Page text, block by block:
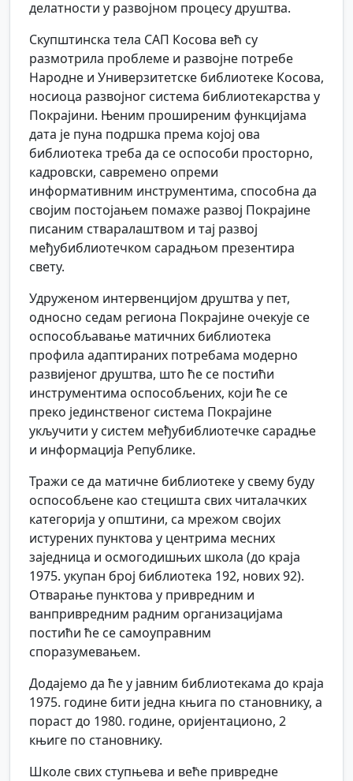
делатности у развојном процесу друштва.
Скупштинска тела САП Косова већ су
размотрила проблеме и развојне потребе
Народне и Универзитетске библиотеке Косова,
носиоца развојног система библиотекарства у
Покрајини. Њеним проширеним функцијама
дата је пуна подршка према којој ова
библиотека треба да се оспособи просторно,
кадровски, савремено опреми
информативним инструментима, способна да
својим постојањем помаже развој Покрајине
писаним стваралаштвом и тај развој
међубиблиотечком сарадњом презентира
свету.
Удруженом интервенцијом друштва у пет,
односно седам региона Покрајине очекује се
оспособљавање матичних библиотека
профила адаптираних потребама модерно
развијеног друштва, што ће се постићи
инструментима оспособљених, који ће се
преко јединственог система Покрајине
укључити у систем међубиблиотечке сарадње
и информација Републике.
Тражи се да матичне библиотеке у свему буду
оспособљене као стецишта свих читалачких
категорија у општини, са мрежом својих
истурених пунктова у центрима месних
заједница и осмогодишњих школа (до краја
1975. укупан број библиотека 192, нових 92).
Отварање пунктова у привредним и
ванпривредним радним организацијама
постићи ће се самоуправним
споразумевањем.
Додајемо да ће у јавним библиотекама до краја
1975. године бити једна књига по становнику, а
пораст до 1980. године, оријентационо, 2
књиге по становнику.
Школе свих ступњева и веће привредне